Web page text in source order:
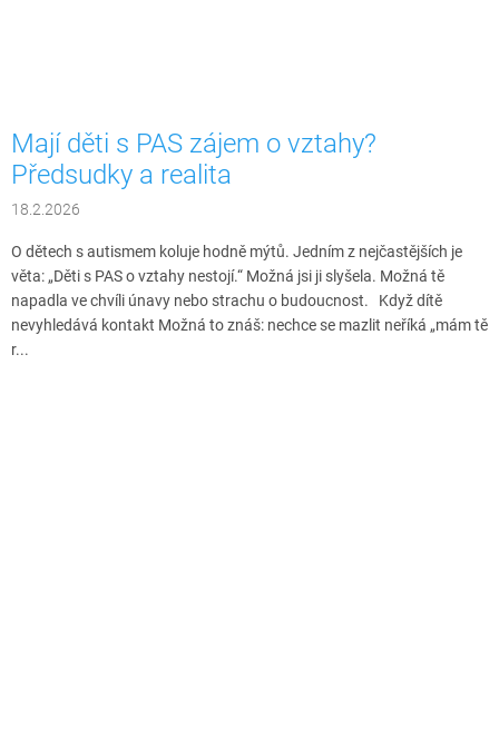
Mají děti s PAS zájem o vztahy?
Předsudky a realita
18.2.2026
O dětech s autismem koluje hodně mýtů. Jedním z nejčastějších je
věta: „Děti s PAS o vztahy nestojí.“ Možná jsi ji slyšela. Možná tě
napadla ve chvíli únavy nebo strachu o budoucnost. Když dítě
nevyhledává kontakt Možná to znáš: nechce se mazlit neříká „mám tě
r...